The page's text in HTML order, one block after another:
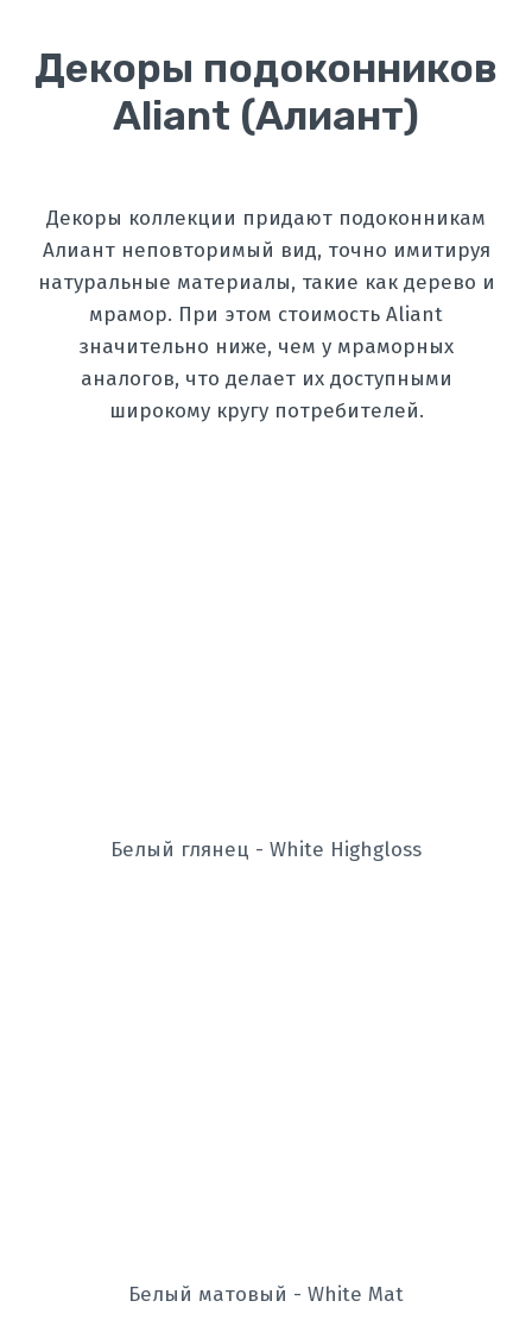
Декоры подоконников
Aliant (Алиант)
Декоры коллекции придают подоконникам
Алиант неповторимый вид, точно имитируя
натуральные материалы, такие как дерево и
мрамор. При этом стоимость Aliant
значительно ниже, чем у мраморных
аналогов, что делает их доступными
широкому кругу потребителей.
Белый глянец - White Highgloss
Белый матовый - White Mat